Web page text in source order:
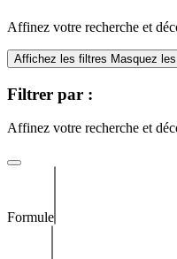
Affinez votre recherche et
Affichez les filtres Masquez
Filtrer par :
Affinez votre recherche et
Formule